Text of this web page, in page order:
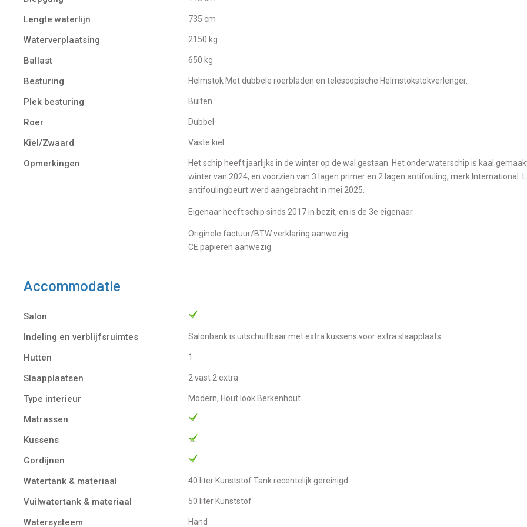
Lengte waterlijn 735 cm
Waterverplaatsing 2150 kg
Ballast 650 kg
Besturing Helmstok Met dubbele roerbladen en telescopische Helmstokstokverlenger.
Plek besturing Buiten
Roer Dubbel
Kiel/Zwaard vaste kiel
Opmerkingen
Het schip heeft jaarlijks in de winter op de wal gestaan. Het onderwaterschip is kaal gemaakt in de
winter van 2024, en voorzien van 3 lagen primer en 2 lagen antifouling, merk International.
antifoulingbeurt werd aangebracht in mei 2025.
Eigenaar heeft schip sinds 2017 in bezit, en is de 3e eigenaar.
Originele factuur/BTW verklaring aanwezig
CE papieren aanwezig
Accommodatie
Salon
Indeling en verblijfsruimtes
salonbank is uitschuifbaar met extra kussens voor extra slaapplaats
Hutten 1
Slaapplaatsen 2 vast 2 extra
Type interieur Modern, Hout look Berkenhout
Matrassen
Kussens
Gordijnen
Watertank & materiaal
40 liter Kunststof Tank recentelijk gereinigd.
Vuilwatertank & materiaal 50 liter Kunststof
Watersysteem Hand